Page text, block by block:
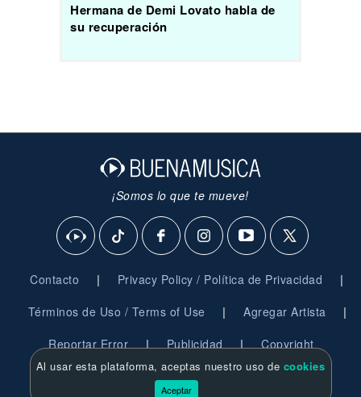
Hermana de Demi Lovato habla de
su recuperación
¡Somos lo que te mueve!
Contacto | Privacy Policy / Política de Privacidad |
Términos de Uso / Terms of Use | Agregar Artista |
Reportar Error | Publicidad | Copyright
© 2026 BuenaMusica.com - Derechos Reservados
Al usar esta plataforma, aceptas nuestro uso de cookies
Aceptar